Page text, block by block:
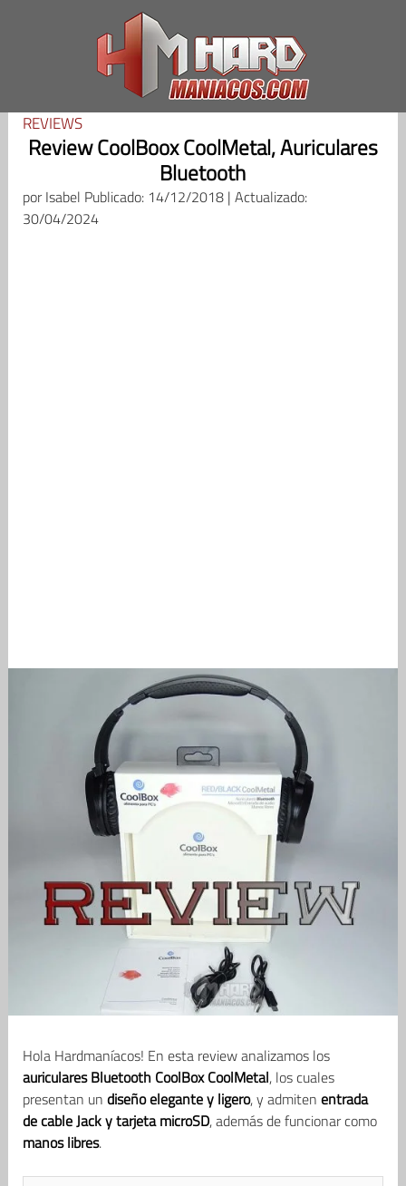
REVIEWS
Review CoolBoox CoolMetal, Auriculares
Bluetooth
porIsabel Publicado: 14/12/2018 | Actualizado:
30/04/2024
Hola Hardmaníacos! En esta review analizamos los
auriculares Bluetooth CoolBox CoolMetal, los cuales
presentan un diseño elegante y ligero, y admiten entrada
de cable Jack y tarjeta microSD, además de funcionar como
manos libres.